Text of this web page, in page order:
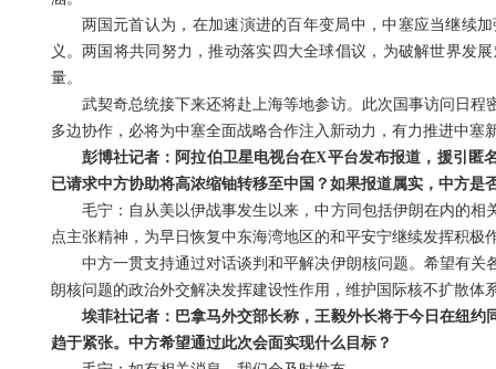
两国元首认为，在加速演进的百年变局中，中塞应当继续
义。两国将共同努力，推动落实四大全球倡议，为破解世界发
量。
武契奇总统接下来还将赴上海等地参访。此次国事访问日
多边协作，必将为中塞全面战略合作注入新动力，有力推进中塞
彭博社记者：阿拉伯卫星电视台在X平台发布报道，援引匿
已请求中方协助将高浓缩铀转移至中国？如果报道属实，中方是
毛宁：自从美以伊战事发生以来，中方同包括伊朗在内的
点主张精神，为早日恢复中东海湾地区的和平安宁继续发挥积极
中方一贯支持通过对话谈判和平解决伊朗核问题。希望有
朗核问题的政治外交解决发挥建设性作用，维护国际核不扩散体
埃菲社记者：巴拿马外交部长称，王毅外长将于今日在纽
趋于紧张。中方希望通过此次会面实现什么目标？